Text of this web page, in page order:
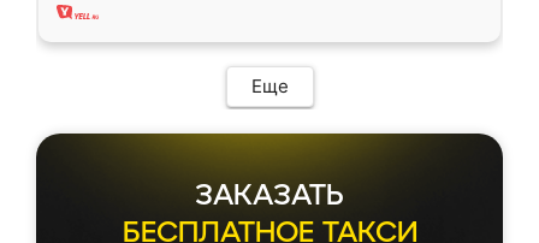
Еще
ЗАКАЗАТЬ
БЕСПЛАТНОЕ ТАКСИ